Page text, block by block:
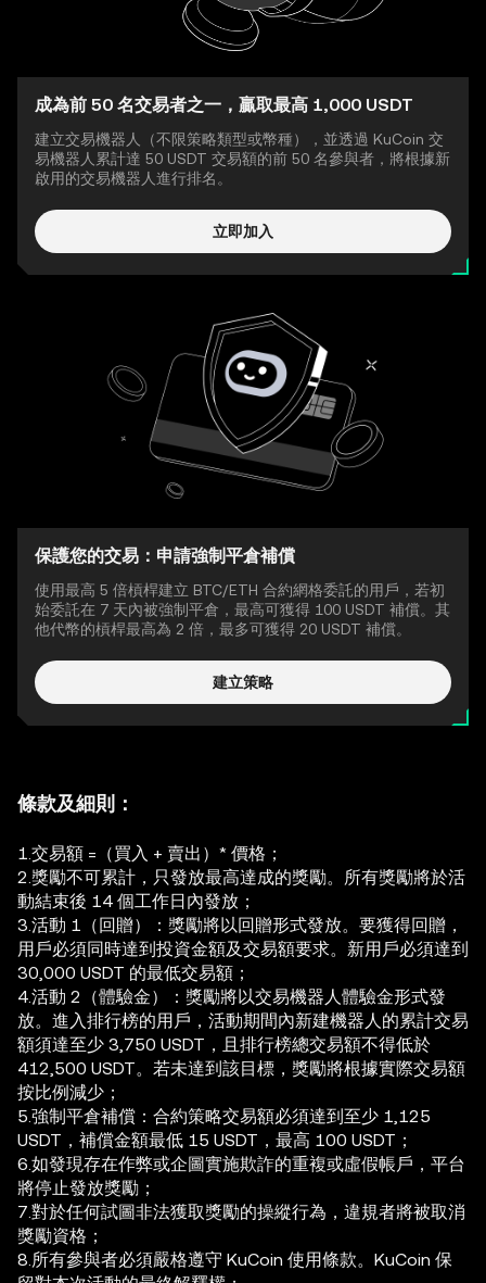
成為前 50 名交易者之一，贏取最高 1,000 USDT
建立交易機器人（不限策略類型或幣種），並透過 KuCoin 交
易機器人累計達 50 USDT 交易額的前 50 名參與者，將根據新
啟用的交易機器人進行排名。
立即加入
保護您的交易：申請強制平倉補償
使用最高 5 倍槓桿建立 BTC/ETH 合約網格委託的用戶，若初
始委託在 7 天內被強制平倉，最高可獲得 100 USDT 補償。其
他代幣的槓桿最高為 2 倍，最多可獲得 20 USDT 補償。
建立策略
條款及細則：
1.交易額 =（買入 + 賣出）* 價格；
2.獎勵不可累計，只發放最高達成的獎勵。所有獎勵將於活
動結束後 14 個工作日內發放；
3.活動 1（回贈）：獎勵將以回贈形式發放。要獲得回贈，
用戶必須同時達到投資金額及交易額要求。新用戶必須達到
30,000 USDT 的最低交易額；
4.活動 2（體驗金）：獎勵將以交易機器人體驗金形式發
放。進入排行榜的用戶，活動期間內新建機器人的累計交易
額須達至少 3,750 USDT，且排行榜總交易額不得低於
412,500 USDT。若未達到該目標，獎勵將根據實際交易額
按比例減少；
5.強制平倉補償：合約策略交易額必須達到至少 1,125
USDT，補償金額最低 15 USDT，最高 100 USDT；
6.如發現存在作弊或企圖實施欺詐的重複或虛假帳戶，平台
將停止發放獎勵；
7.對於任何試圖非法獲取獎勵的操縱行為，違規者將被取消
獎勵資格；
8.所有參與者必須嚴格遵守 KuCoin 使用條款。KuCoin 保